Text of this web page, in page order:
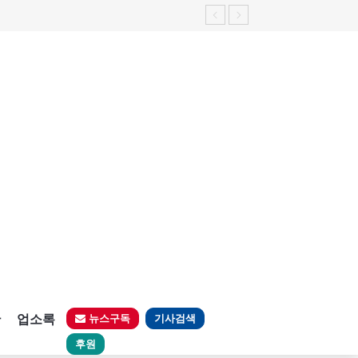
업소록 뉴스구독 기사검색
후원